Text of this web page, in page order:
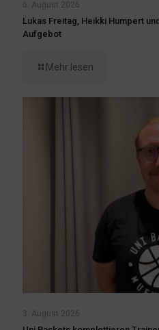
6. August 2026
Lukas Freitag, Heikki Humpert
Aufgebot
Mehr lesen
3. August 2026